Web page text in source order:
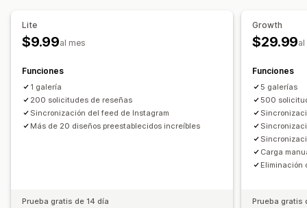
Formas de recopilar reseñas
Solicitudes por correo electrónico
Formularios
Migración de reseñas
Automatizaciones
Estilos personalizados
Subida masiva
Efectos de desplazamiento
Adaptación a dispositivos móviles
Etiquetas comprables
Compartir en redes sociales
Lite
$9.99al mes
Funciones
1 galería
200 solicitudes de reseñas
Sincronización del feed de Instagram
Más de 20 diseños preestablecidos increíbles
Prueba gratis de 14 día
Growth
$29.99
Funciones
5 galerías
500
Carga
Eliminación
Prueba gratis